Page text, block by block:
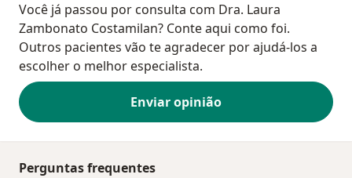
Você já passou por consulta com Dra. Laura
Zambonato Costamilan? Conte aqui como foi.
Outros pacientes vão te agradecer por ajudá-los a
escolher o melhor especialista.
Enviar opinião
Perguntas frequentes